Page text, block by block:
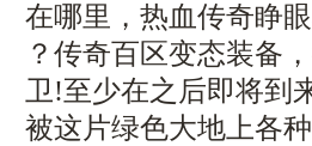
在哪里，热血传奇睁
？传奇百区变态装备
卫!至少在之后即将
被这片绿色大地上各